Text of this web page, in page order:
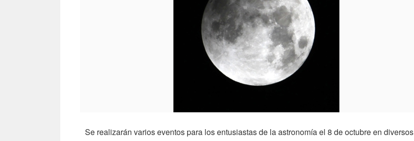
Se realizarán varios eventos para los entusiastas de la astronomía el 8 de octubre en diversos